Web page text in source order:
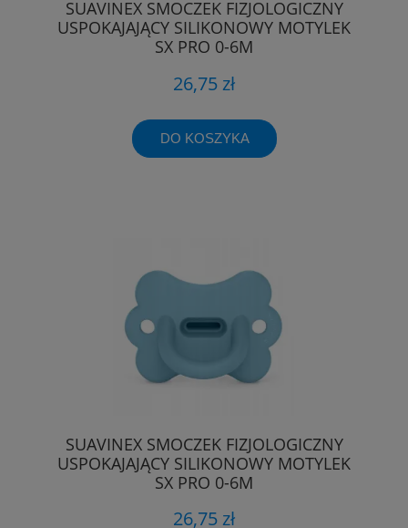
SUAVINEX SMOCZEK FIZJOLOGICZNY
USPOKAJAJĄCY SILIKONOWY MOTYLEK
SX PRO 0-6M
26,75 zł
DO KOSZYKA
SUAVINEX SMOCZEK FIZJOLOGICZNY
USPOKAJAJĄCY SILIKONOWY MOTYLEK
SX PRO 0-6M
26,75 zł